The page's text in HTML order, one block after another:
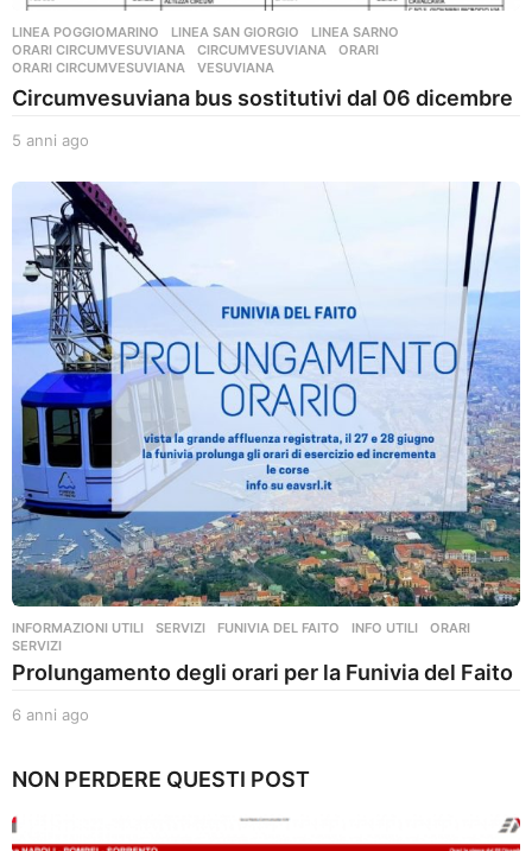
LINEA POGGIOMARINO ,LINEA SAN GIORGIO ,LINEA SARNO
ORARI CIRCUMVESUVIANA
CIRCUMVESUVIANA ,ORARI
ORARI CIRCUMVESUVIANA
,VESUVIANA
Circumvesuviana bus sostitutivi dal 06 dicembre
5 anni ago
n
n
i
a
g
o
INFORMAZIONI UTILI ,SERVIZI FUNIVIA DEL FAITO ,INFO UTILI ,ORARI
SERVIZI
Prolungamento degli orari per la Funivia del Faito
6 anni ago
n
NON PERDERE QUESTI POST